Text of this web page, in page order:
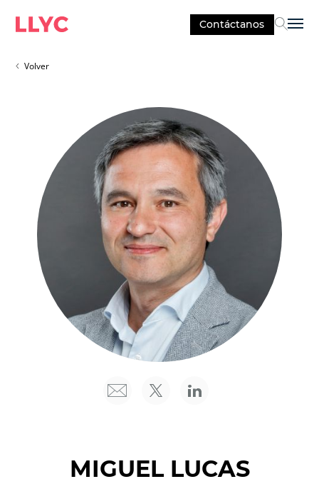
Contáctanos
Volver
MIGUEL LUCAS